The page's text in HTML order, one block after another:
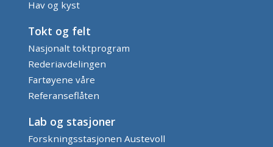
Hav og kyst
Tokt og felt
Nasjonalt toktprogram
Rederiavdelingen
Fartøyene våre
Referanseflåten
Lab og stasjoner
Forskningsstasjonen Austevoll